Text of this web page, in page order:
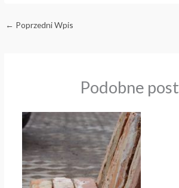
← Poprzedni Wpis
Podobne